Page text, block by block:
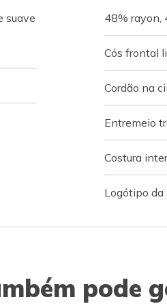
suave
48% rayon,
Cós frontal
Cordão na
Entremeio
Costura
Logótipo
pode